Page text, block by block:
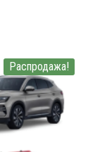
Распродажа!